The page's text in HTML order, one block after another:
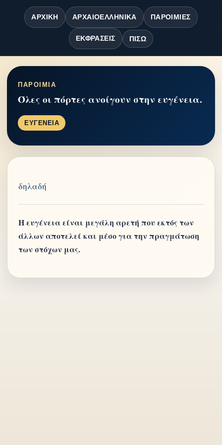
ΑΡΧΙΚΉ ΑΡΧΑΙΟΕΛΛΗΝΙΚΆ ΠΑΡΟΙΜΊΕΣ
ΕΚΦΡΆΣΕΙΣ ΠΊΣΩ
ΠΑΡΟΙΜΙΑ
Όλες οι πόρτες ανοίγουν στην ευγένεια.
ΕΥΓΕΝΕΙΑ
δηλαδή
Η ευγένεια είναι μεγάλη αρετή που εκτός των
άλλων αποτελεί και μέσο για την πραγμάτωση
των στόχων μας.